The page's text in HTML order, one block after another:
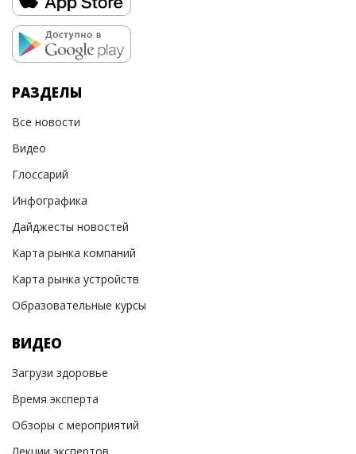
РАЗДЕЛЫ
Все новости
Видео
Глоссарий
Инфографика
Дайджесты новостей
Карта рынка компаний
Карта рынка устройств
Образовательные курсы
ВИДЕО
Загрузи здоровье
Время эксперта
Обзоры с мероприятий